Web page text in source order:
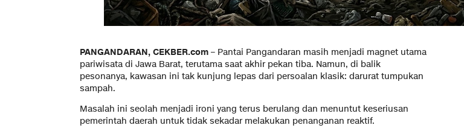
​PANGANDARAN, CEKBER.com – Pantai Pangandaran masih menjadi magnet utama
pariwisata di Jawa Barat, terutama saat akhir pekan tiba. Namun, di balik
pesonanya, kawasan ini tak kunjung lepas dari persoalan klasik: darurat tumpukan
sampah.
Masalah ini seolah menjadi ironi yang terus berulang dan menuntut keseriusan
pemerintah daerah untuk tidak sekadar melakukan penanganan reaktif.